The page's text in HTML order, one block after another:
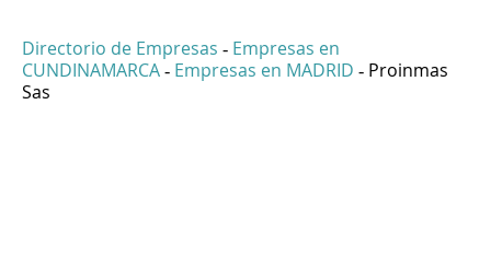
Directorio de Empresas - Empresas en
CUNDINAMARCA - Empresas en MADRID - Proinmas
Sas